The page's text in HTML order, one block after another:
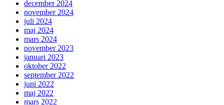
december 2024
november 2024
juli 2024
maj 2024
mars 2024
november 2023
januari 2023
oktober 2022
september 2022
juni 2022
maj 2022
mars 2022